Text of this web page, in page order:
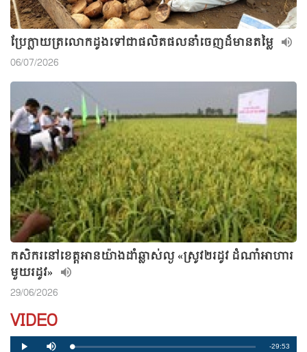
ប្រែក្លាយត្រលោកដូងទៅជាផលិតផលនាំចេញដ៏មានតម្លៃ
06/07/2026
កសិករនៅខេត្តអានយ៉ាងដាំឆ្លាស់ល្ង «ស្រូវ២រដូវ ដំណាំអាហារ
មួយរដូវ»
29/06/2026
VIDEO
P
M
L
P
R
-29:53